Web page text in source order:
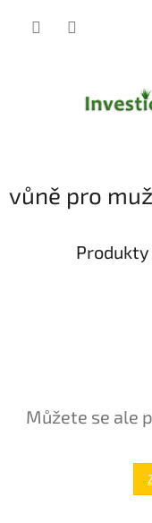
vůně pro
Můžete se ale